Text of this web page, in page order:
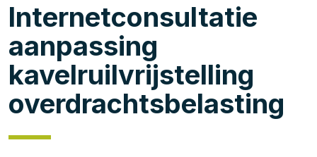
Internetconsultatie
aanpassing
kavelruilvrijstelling
overdrachtsbelasting